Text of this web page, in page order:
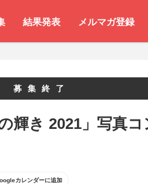
結果発表 メルマガ登録
募集終了
輝き 2021」写真
カレンダーに追加